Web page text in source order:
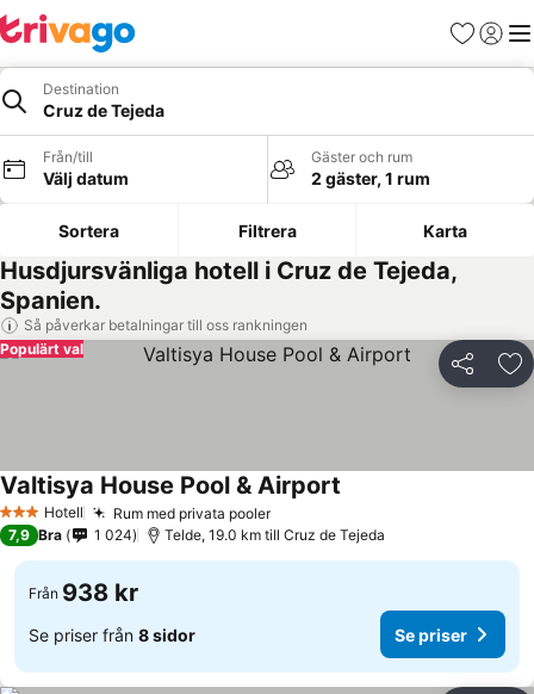
Favoriter
Logga
Destination
Cruz de Tejeda
Från/till
Välj datum
Gäster och rum
2 gäster, 1 rum
Sortera Filtrera Karta
Husdjursvänliga hotell i Cruz de Tejeda,
Spanien.
Så påverkar betalningar till oss rankningen
Dela
Populärt val
3 StjärnorHotell Rum med privata pooler
Valtisya House Pool & Airport
7,9 Bra 1 024 Telde, 19.0 km till Cruz de Tejeda
Från 938 kr
Se priser från 8 sidor Se priser